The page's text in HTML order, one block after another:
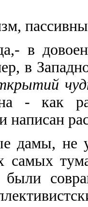
в
в
- как
написан
дамы, не
самых
были